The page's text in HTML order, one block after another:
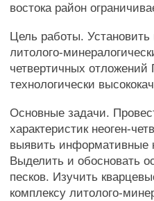
востока район
Цель работы.
литолого-
четвертичных
технологически
Основные задачи.
характеристик неоген-
выявить информативные
Выделить и обосновать
песков. Изучить
комплексу литолого-